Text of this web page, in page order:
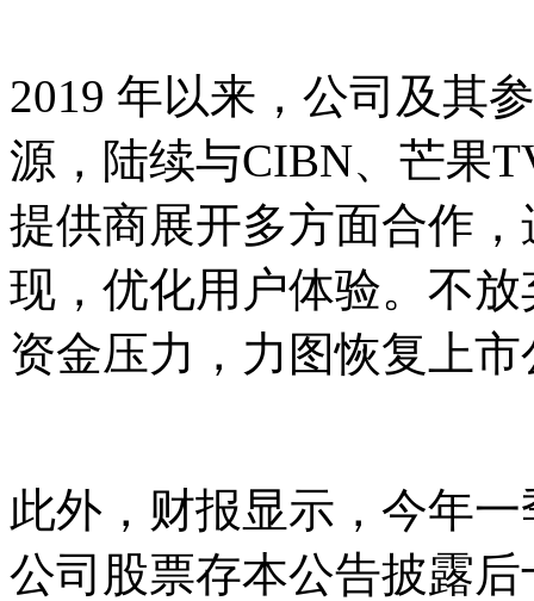
2019 年以来，公司及其
源，陆续与CIBN、芒果
提供商展开多方面合作
现，优化用户体验。不
资金压力，力图恢复上
此外，财报显示，今年
公司股票存本公告披露